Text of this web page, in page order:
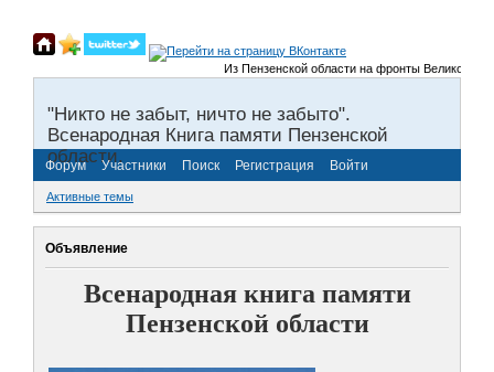
Из Пензенской области на фронты Великой
"Никто не забыт, ничто не забыто".
Всенародная Книга памяти Пензенской
области.
Форум Участники Поиск Регистрация Войти
Активные темы
Объявление
Всенародная книга памяти
Пензенской области